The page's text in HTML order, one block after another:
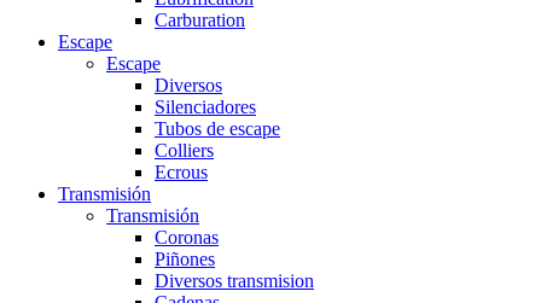
Carburation
Escape
Escape
Diversos
Silenciadores
Tubos de escape
Colliers
Ecrous
Transmisión
Transmisión
Coronas
Piñones
Diversos transmision